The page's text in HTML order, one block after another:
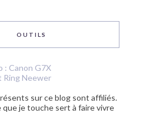
OUTILS
: Canon G7X
Ring Neewer
sur ce blog sont affiliés.
que je touche sert à faire vivre